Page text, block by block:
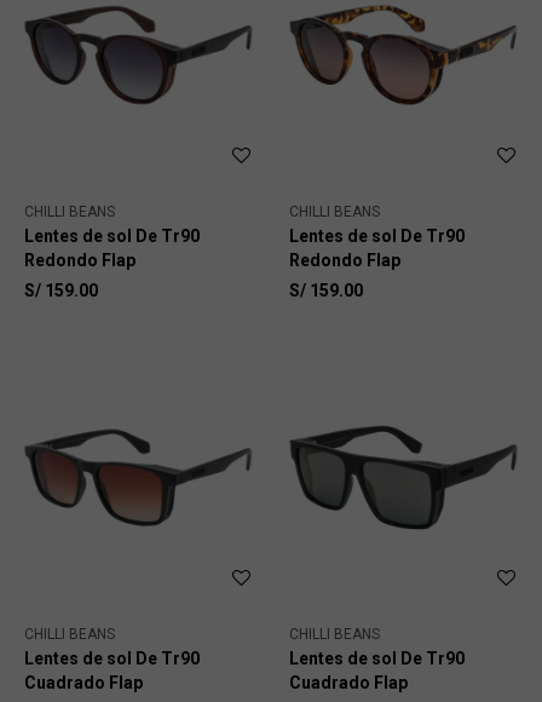
CHILLI BEANS
Lentes de sol De Tr90
Redondo Flap
S/ 159.00
CHILLI BEANS
Lentes de sol De Tr90
Redondo Flap
S/ 159.00
CHILLI BEANS
Lentes de sol De Tr90
Cuadrado Flap
CHILLI BEANS
Lentes de sol De Tr90
Cuadrado Flap